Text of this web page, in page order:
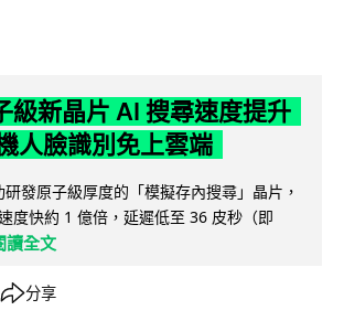
級新晶片 AI 搜尋速度提升
人臉識別免上雲端
發原子級厚度的「模擬存內搜尋」晶片，
度快約 1 億倍，延遲低至 36 皮秒（即
讀全文
分享